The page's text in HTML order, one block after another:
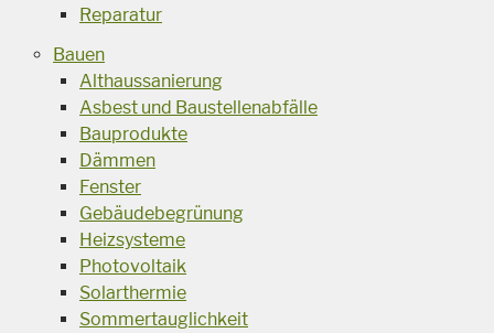
Reparatur
Bauen
Althaussanierung
Asbest und Baustellenabfälle
Bauprodukte
Dämmen
Fenster
Gebäudebegrünung
Heizsysteme
Photovoltaik
Solarthermie
Sommertauglichkeit